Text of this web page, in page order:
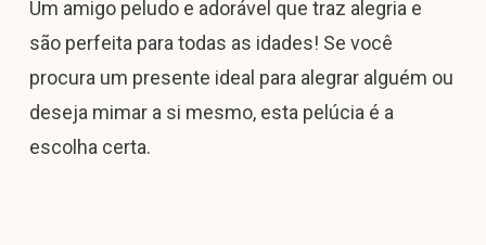
Um amigo peludo e adorável que traz alegria e
são perfeita para todas as idades! Se você
procura um presente ideal para alegrar alguém ou
deseja mimar a si mesmo, esta pelúcia é a
escolha certa.